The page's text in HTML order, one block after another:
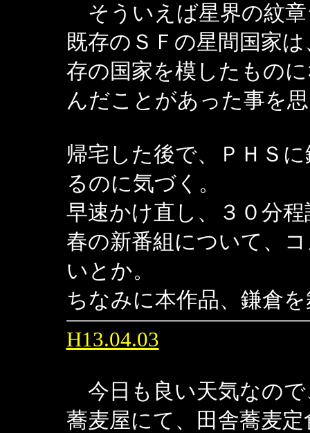
そういえば星界の紋
既存のＳＦの星間国家
存の国家を模したもの
んだことがあった事を
帰宅した後で、ＰＨＳ
るのに気づく。
早速かけ直し、３０分
春の新番組について、
いとか。
ちなみに本作品、鎌倉
H13.04.03
今日も良い天気なの
蕎麦屋にて、田舎蕎麦